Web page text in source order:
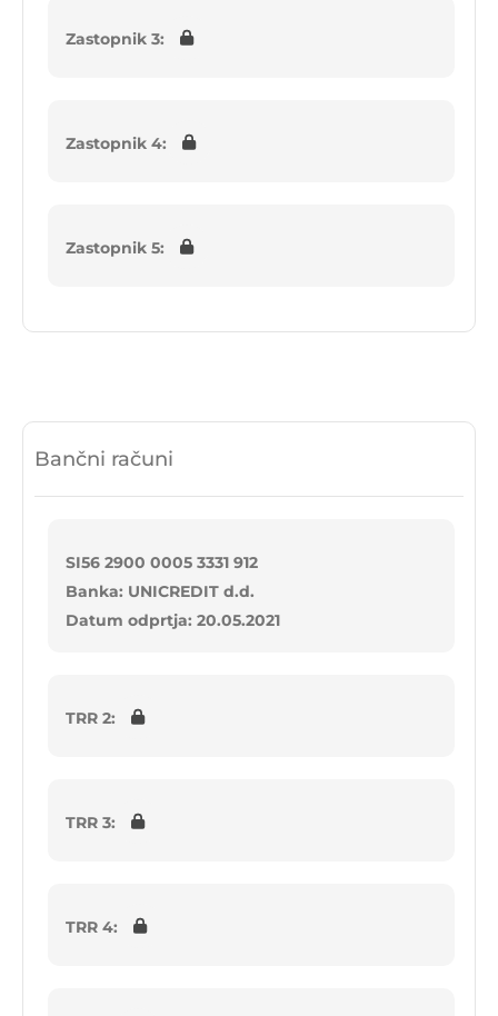
Zastopnik 3:
Zastopnik 4:
Zastopnik 5:
Bančni računi
SI56 2900 0005 3331 912
Banka: UNICREDIT d.d.
Datum odprtja: 20.05.2021
TRR 2:
TRR 3:
TRR 4: